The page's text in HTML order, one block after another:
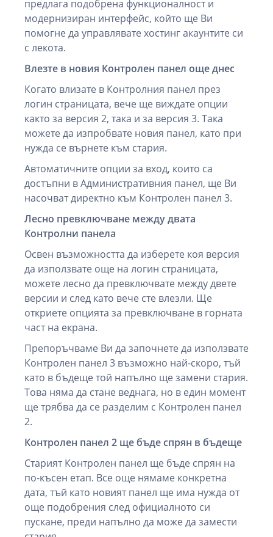
предлага подобрена функционалност и
модернизиран интерфейс, който ще Ви
помогне да управлявате хостинг акаунтите си
с лекота.
Влезте в новия Контролен панел още днес
Когато влизате в Контролния панел през
логин страницата, вече ще виждате опции
както за версия 2, така и за версия 3. Така
можете да изпробвате новия панел, като при
нужда се върнете към стария.
Автоматичните опции за вход, които са
достъпни в Административния панел, ще Ви
насочват директно към Контролен панел 3.
Лесно превключване между двата
Контролни панела
Освен възможността да изберете коя версия
да използвате още на логин страницата,
можете лесно да превключвате между двете
версии и след като вече сте влезли. Ще
откриете опцията за превключване в горната
част на екрана.
Препоръчваме Ви да започнете да използвате
Контролен панел 3 възможно най-скоро, тъй
като в бъдеще той напълно ще замени стария.
Това няма да стане веднага, но в един момент
ще трябва да се разделим с Контролен панел
2.
Контролен панел 2 ще бъде спрян в бъдеще
Старият Контролен панел ще бъде спрян на
по-късен етап. Все още нямаме конкретна
дата, тъй като новият панел ще има нужда от
още подобрения след официалното си
пускане, преди напълно да може да замести